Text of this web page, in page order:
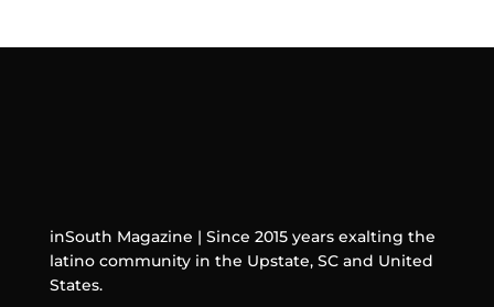
inSouth Magazine | Since 2015 years exalting the
latino community in the Upstate, SC and United
States.